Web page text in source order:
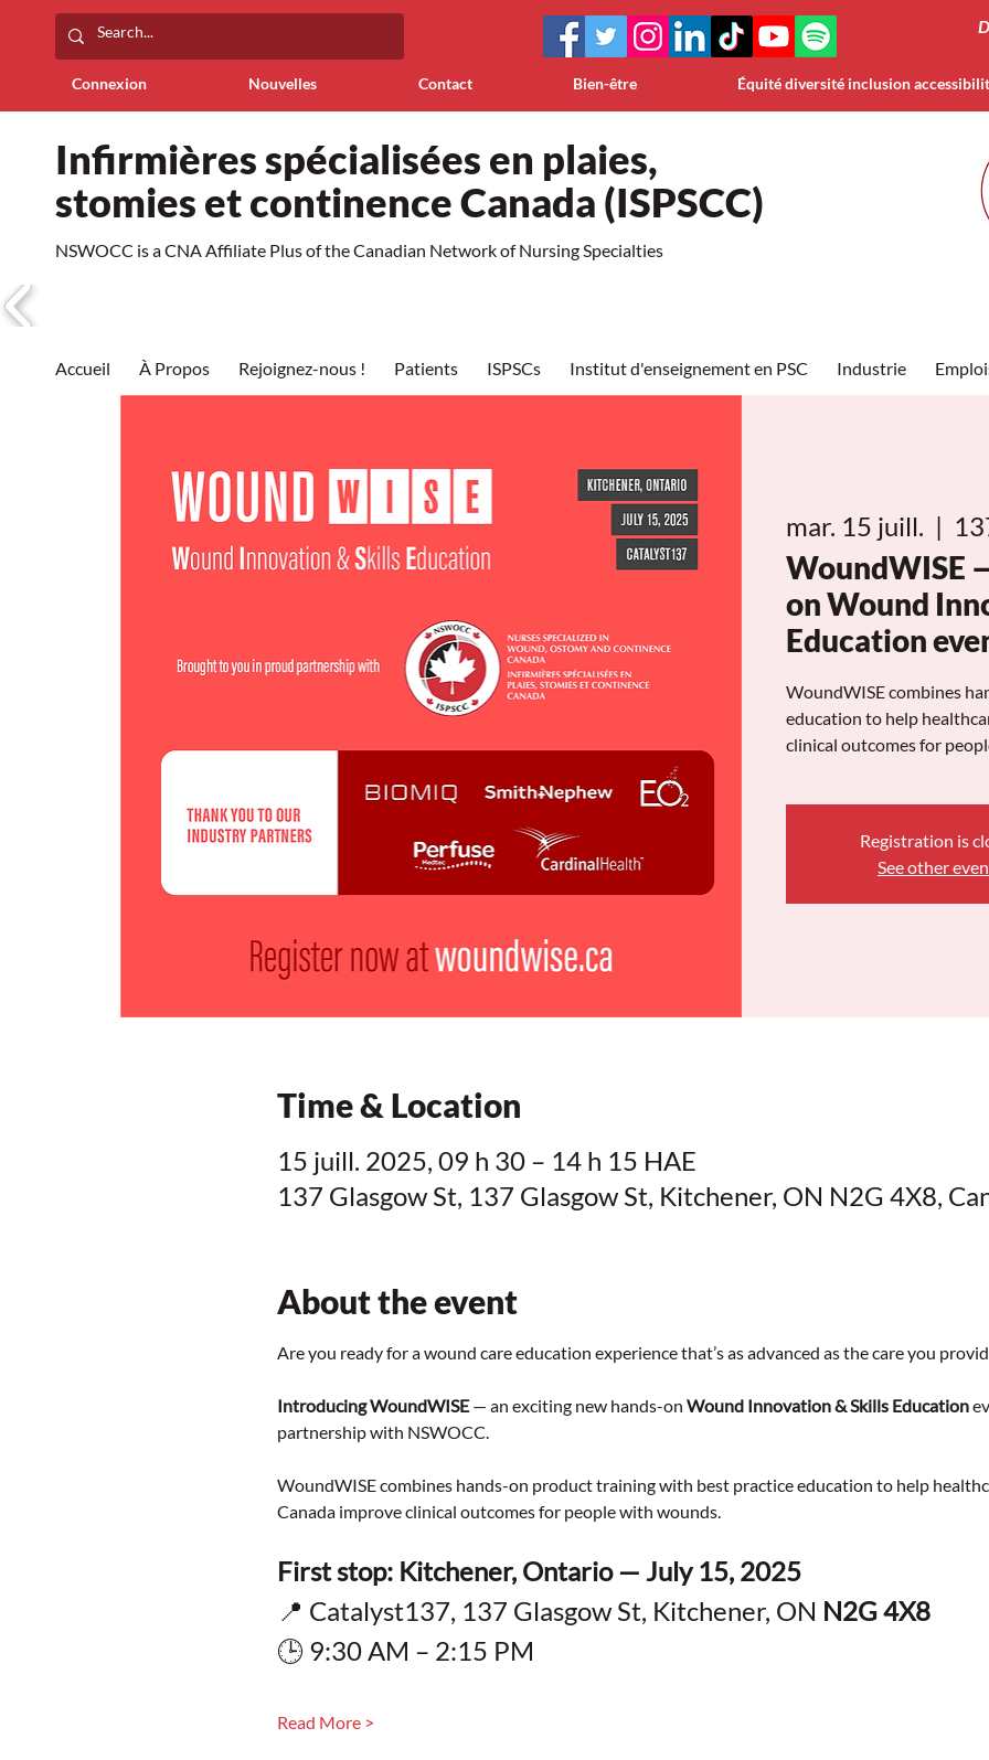
Connexion Nouvelles Contact Bien-être Équité diversité inclusion
Infirmières spécialisées en plaies,
stomies et continence Canada (ISPSCC)
NSWOCC is a CNA Affiliate Plus of the Canadian Network of Nursing Specialties
Accueil À Propos Rejoignez-nous ! Patients ISPSCs Institut d'enseignement en PSC Industrie
mar. 15 juill.
  |
WoundWISE
on Wound
Education
WoundWISE combines
education to help
clinical outcomes for
Registration is
See other
Time & Location
15 juill. 2025, 09 h 30 – 14 h 15 HAE
137 Glasgow St, 137 Glasgow St, Kitchener, ON N2G 4X8,
About the event
Are you ready for a wound care education experience that’s as advanced as the care you
Introducing WoundWISE — an exciting new hands-on Wound Innovation & Skills Education
partnership with NSWOCC.
WoundWISE combines hands-on product training with best practice education to help
Canada improve clinical outcomes for people with wounds.
First stop: Kitchener, Ontario — July 15, 2025
📍 Catalyst137, 137 Glasgow St, Kitchener, ON N2G 4X8
🕒 9:30 AM – 2:15 PM
Read More >